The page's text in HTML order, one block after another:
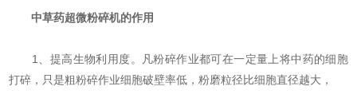
中草药超微粉碎机的作用
1、提高生物利用度。凡粉碎作业都可在一定量上将中药的细胞
打碎，只是粗粉碎作业细胞破壁率低，粉磨粒径比细胞直径越大，